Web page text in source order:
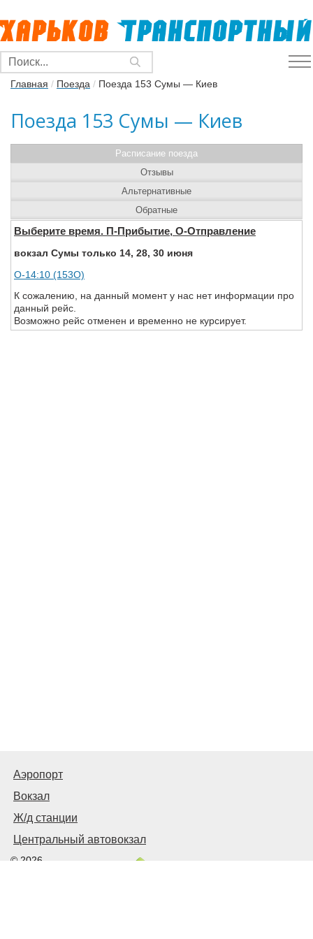
Главная / Поезда / Поезда 153 Сумы — Киев
Поезда 153 Сумы — Киев
Расписание поезда
Выберите время. П-Прибытие, О-Отправление
вокзал Сумы только 14, 28, 30 июня
О-14:10 (153О)
К сожалению, на данный момент у нас нет информации про
данный рейс.
Возможно рейс отменен и временно не курсирует.
Отзывы
Альтернативные
Обратные
Аэропорт
Вокзал
Ж/д станции
Центральный автовокзал
© 2026